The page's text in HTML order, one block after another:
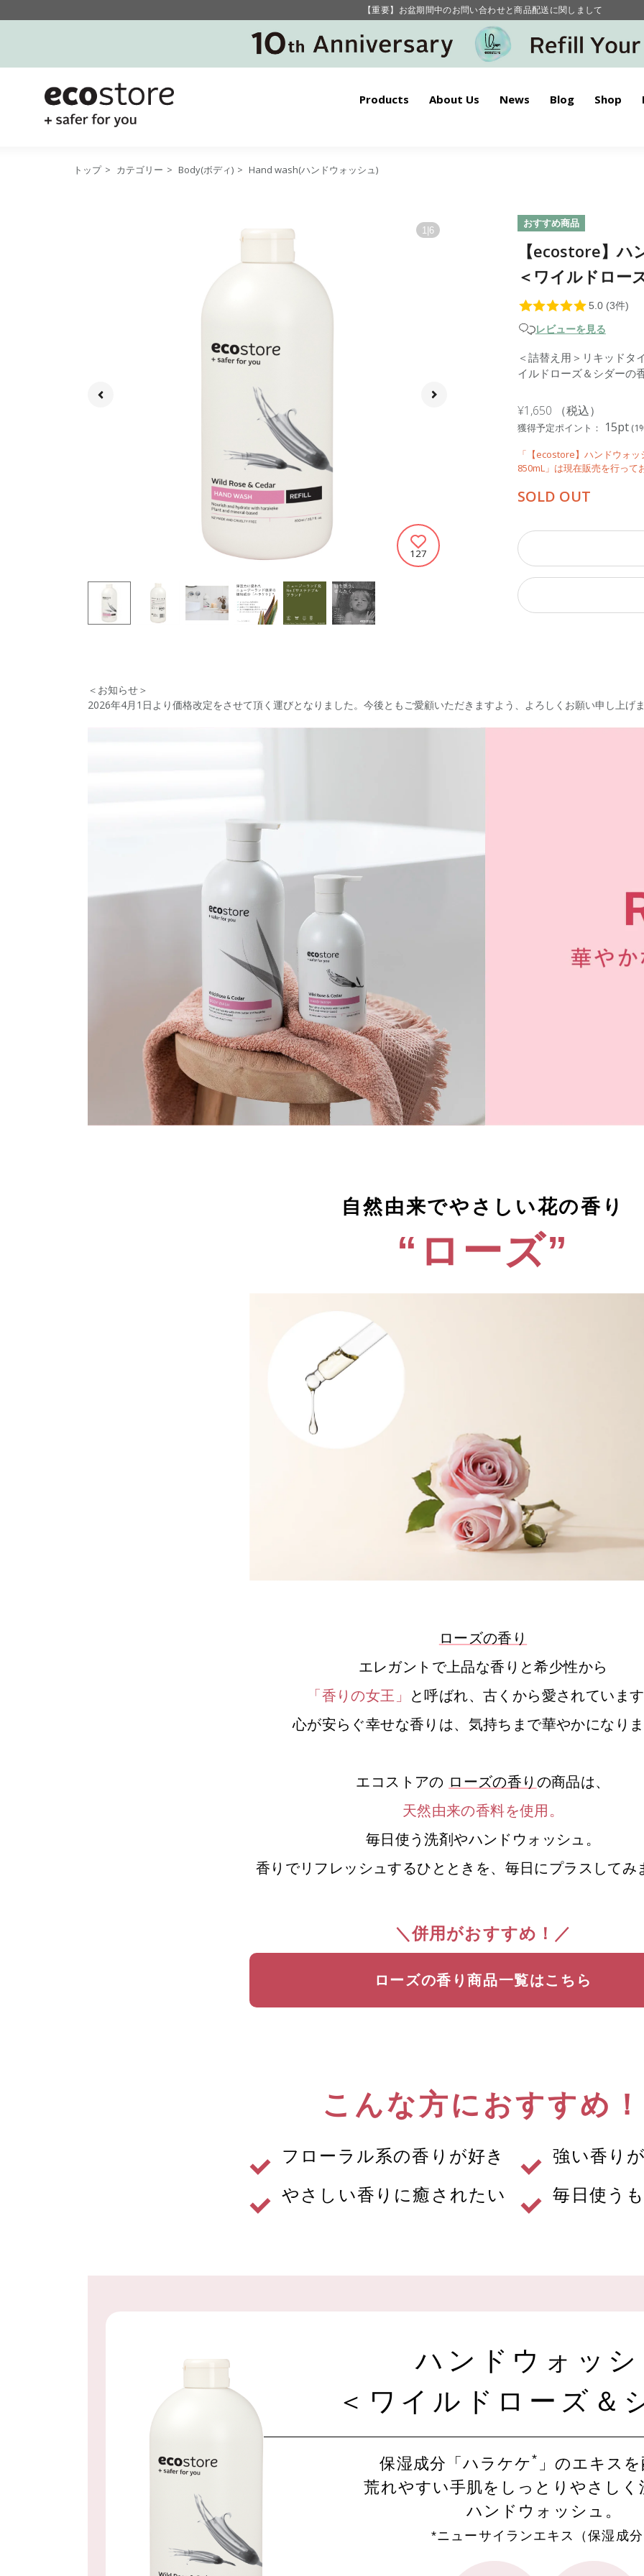
毎月お得にポイントが貯まる！ “月のポイントアップデー”
【重要】お盆期間中のお問い合わせと商品配送に関しまして
毎月お得にポイントが貯まる！ “月のポイントアップデー”
Products About Us News Blog Shop
トップ > カテゴリー > Body(ボディ) > Hand wash(ハンドウォッシュ)
1 |6
127
おすすめ商品
【ecostore】
＜ワイルドロー
レビューを見る
＜詰替え用＞リキッドタ
イルドローズ＆シダーの
¥1,650 （税込）
獲得予定ポイント： 15pt
「【ecostore】ハンドウォ
850mL」は現在販売を行って
SOLD OUT
＜お知らせ＞
2026年4月1日より価格改定をさせて頂く運びとなりました。今後ともご愛顧いただきますよう、よろしくお願い申し上げ
自然由来でやさしい花の香り
“ローズ”
ローズの香り
エレガントで上品な香りと希少性から
「香りの女王」
と呼ばれ、古くから愛されていま
心が安らぐ幸せな香りは、気持ちまで華やかになり
エコストアの ローズの香り の商品は、
天然由来の香料を使用。
毎日使う洗剤やハンドウォッシュ。
香りでリフレッシュするひとときを、 毎日にプラスしてみ
＼併用がおすすめ！／
ローズの香り商品一覧はこちら
こんな方におすすめ！
フローラル系の香りが好き
強い香り
やさしい香りに癒されたい
毎日使う
ハンドウォッ
＜ワイルドローズ＆
保湿成分「ハラケケ* 」のエキス
荒れやすい手肌をしっとりやさしく
ハンドウォッシュ。
*ニューサイランエキス（保湿成